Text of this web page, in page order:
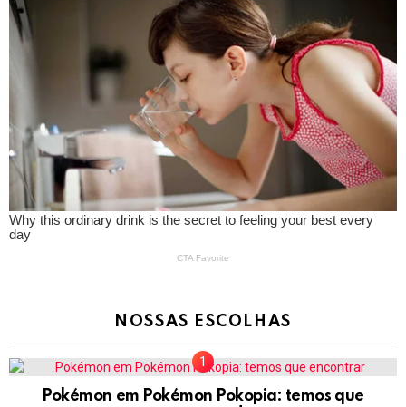
NOSSAS ESCOLHAS
Pokémon em Pokémon Pokopia: temos que